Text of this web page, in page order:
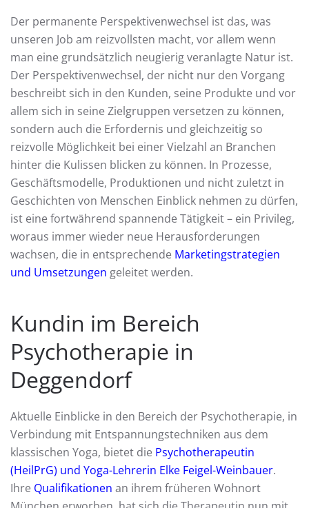
Der permanente Perspektivenwechsel ist das, was
unseren Job am reizvollsten macht, vor allem wenn
man eine grundsätzlich neugierig veranlagte Natur ist.
Der Perspektivenwechsel, der nicht nur den Vorgang
beschreibt sich in den Kunden, seine Produkte und vor
allem sich in seine Zielgruppen versetzen zu können,
sondern auch die Erfordernis und gleichzeitig so
reizvolle Möglichkeit bei einer Vielzahl an Branchen
hinter die Kulissen blicken zu können. In Prozesse,
Geschäftsmodelle, Produktionen und nicht zuletzt in
Geschichten von Menschen Einblick nehmen zu dürfen,
ist eine fortwährend spannende Tätigkeit – ein Privileg,
woraus immer wieder neue Herausforderungen
wachsen, die in entsprechende Marketingstrategien
und Umsetzungen geleitet werden.
Kundin im Bereich
Psychotherapie in
Deggendorf
Aktuelle Einblicke in den Bereich der Psychotherapie, in
Verbindung mit Entspannungstechniken aus dem
klassischen Yoga, bietet die Psychotherapeutin
(HeilPrG) und Yoga-Lehrerin Elke Feigel-Weinbauer.
Ihre Qualifikationen an ihrem früheren Wohnort